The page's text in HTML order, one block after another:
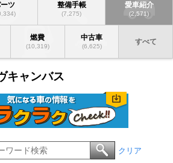
ツ 整備手帳
(7,275)
愛車紹介
(2,571)
燃費
(10,319)
中古車
(6,625)
すべて
キャンバス
クリア